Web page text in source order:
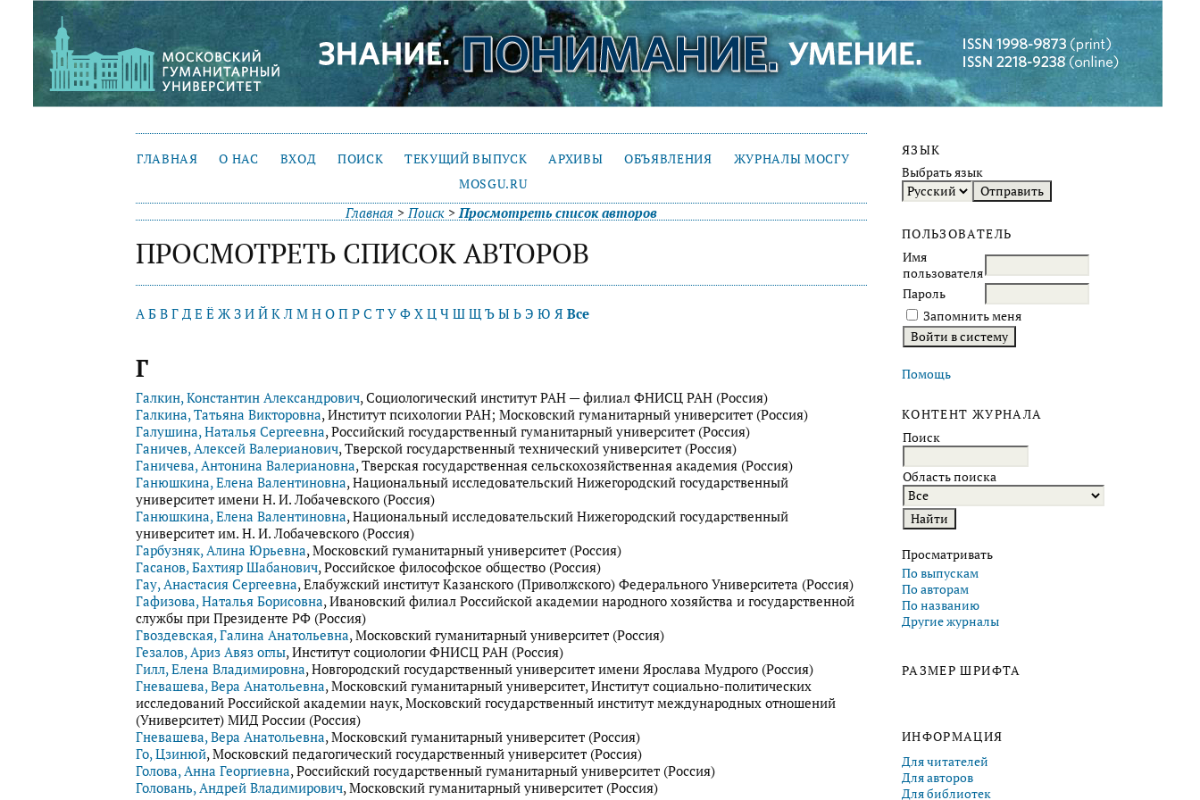
ЯЗЫК
Выбрать язык
ПОЛЬЗОВАТЕЛЬ
Имя
пользователя
Пароль
Запомнить меня
Помощь
КОНТЕНТ ЖУРНАЛА
Поиск
Область поиска
Просматривать
По выпускам
По авторам
По названию
Другие журналы
РАЗМЕР ШРИФТА
ИНФОРМАЦИЯ
Для читателей
Для авторов
Для библиотек
ГЛАВНАЯ О НАС ВХОД ПОИСК ТЕКУЩИЙ ВЫПУСК АРХИВЫ ОБЪЯВЛЕНИЯ
ЖУРНАЛЫ МОСГУ
MOSGU.RU
Главная >Поиск >Просмотреть список авторов
ПРОСМОТРЕТЬ СПИСОК АВТОРОВ
А Б В Г Д Е Ё Ж З И Й К Л М Н О П Р С Т У Ф Х Ц Ч Ш Щ Ъ Ы Ь Э Ю Я Все
Г
Галкин, Константин Александрович, Социологический институт РАН — филиал ФНИСЦ РАН (Россия)
Галкина, Татьяна Викторовна, Институт психологии РАН; Московский гуманитарный университет (Россия)
Галушина, Наталья Сергеевна, Российский государственный гуманитарный университет (Россия)
Ганичев, Алексей Валерианович, Тверской государственный технический университет (Россия)
Ганичева, Антонина Валериановна, Тверская государственная сельскохозяйственная академия (Россия)
Ганюшкина, Елена Валентиновна, Национальный исследовательский Нижегородский государственный
университет имени Н. И. Лобачевского (Россия)
Ганюшкина, Елена Валентиновна, Национальный исследовательский Нижегородский государственный
университет им. Н. И. Лобачевского (Россия)
Гарбузняк, Алина Юрьевна, Московский гуманитарный университет (Россия)
Гасанов, Бахтияр Шабанович, Российское философское общество (Россия)
Гау, Анастасия Сергеевна, Елабужский институт Казанского (Приволжского) Федерального Университета (Россия)
Гафизова, Наталья Борисовна, Ивановский филиал Российской академии народного хозяйства и государственной
службы при Президенте РФ (Россия)
Гвоздевская, Галина Анатольевна, Московский гуманитарный университет (Россия)
Гезалов, Ариз Авяз оглы, Институт социологии ФНИСЦ РАН (Россия)
Гилл, Елена Владимировна, Новгородский государственный университет имени Ярослава Мудрого (Россия)
Гневашева, Вера Анатольевна, Московский гуманитарный университет, Институт социально-политических
исследований Российской академии наук, Московский государственный институт международных отношений
(Университет) МИД России (Россия)
Гневашева, Вера Анатольевна, Московский гуманитарный университет (Россия)
Го, Цзинюй, Московский педагогический государственный университет (Россия)
Голова, Анна Георгиевна, Российский государственный гуманитарный университет (Россия)
Головань, Андрей Владимирович, Московский гуманитарный университет (Россия)